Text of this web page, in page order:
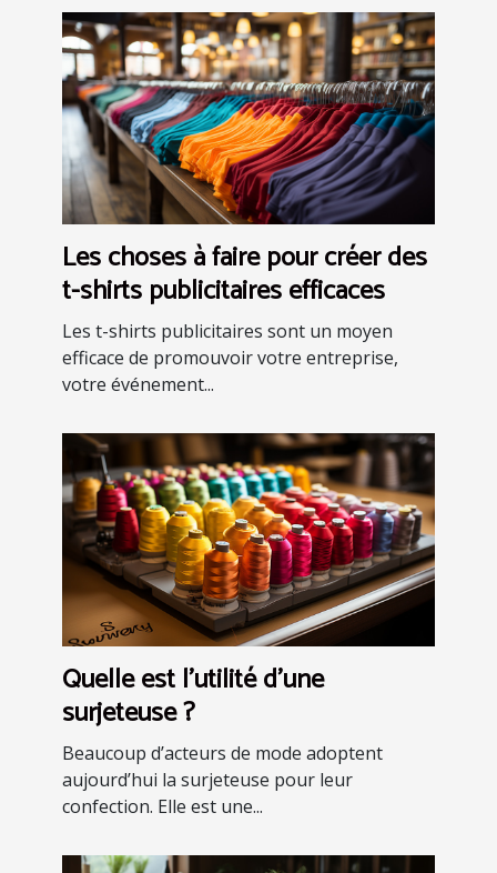
Les choses à faire pour créer des
t-shirts publicitaires efficaces
Les t-shirts publicitaires sont un moyen
efficace de promouvoir votre entreprise,
votre événement...
Quelle est l’utilité d’une
surjeteuse ?
Beaucoup d’acteurs de mode adoptent
aujourd’hui la surjeteuse pour leur
confection. Elle est une...